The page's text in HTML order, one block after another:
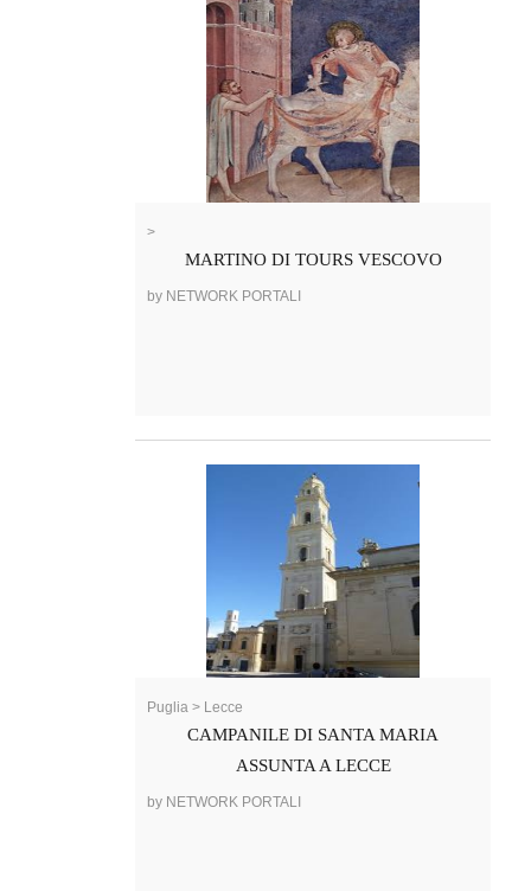
>
MARTINO DI TOURS VESCOVO
by NETWORK PORTALI
Puglia > Lecce
CAMPANILE DI SANTA MARIA
ASSUNTA A LECCE
by NETWORK PORTALI